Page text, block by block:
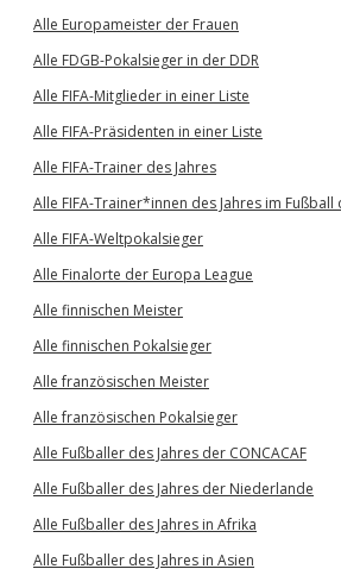
Alle Europameister der Frauen
Alle FDGB-Pokalsieger in der DDR
Alle FIFA-Mitglieder in einer Liste
Alle FIFA-Präsidenten in einer Liste
Alle FIFA-Trainer des Jahres
Alle FIFA-Trainer*innen des Jahres im Fußball
Alle FIFA-Weltpokalsieger
Alle Finalorte der Europa League
Alle finnischen Meister
Alle finnischen Pokalsieger
Alle französischen Meister
Alle französischen Pokalsieger
Alle Fußballer des Jahres der CONCACAF
Alle Fußballer des Jahres der Niederlande
Alle Fußballer des Jahres in Afrika
Alle Fußballer des Jahres in Asien